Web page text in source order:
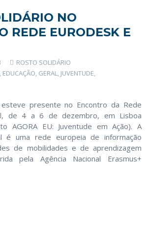
NO
REDE EURODESK E
ROSTO SOLIDÁRIO
, EDUCAÇÃO, GERAL, JUVENTUDE,
presente no Encontro da Rede
de 4 a 6 de dezembro, em Lisboa
AGORA EU: Juventude em Ação). A
é uma rede europeia de informação
de mobilidades e de aprendizagem
pela Agência Nacional Erasmus+